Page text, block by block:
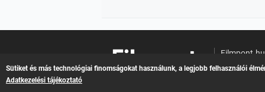
Filmpont.hu
Online
Sütiket és más technológiai finomságokat használunk, a legjobb felhasználói
Adatkezelési tájékoztató